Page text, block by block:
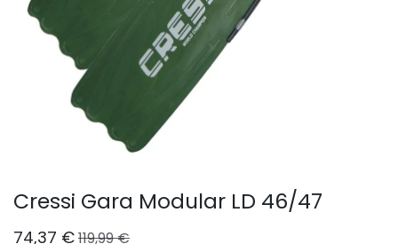
Cressi Gara Modular LD 46/47
74,37 €119,99€